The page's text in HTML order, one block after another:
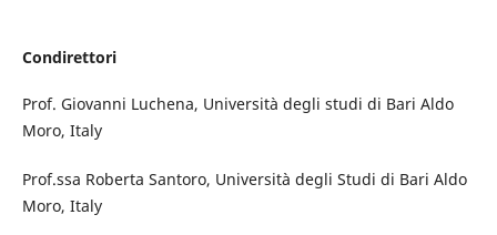
Condirettori
Prof. Giovanni Luchena, Università degli studi di Bari Aldo
Moro, Italy
Prof.ssa Roberta Santoro, Università degli Studi di Bari Aldo
Moro, Italy